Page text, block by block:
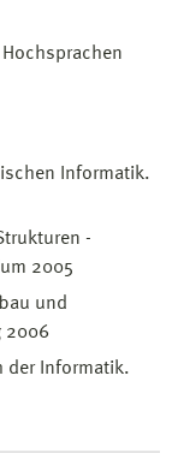
Informatik.
-
2005
und
2006
der Informatik.